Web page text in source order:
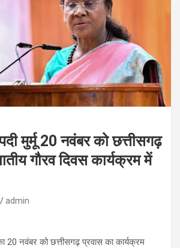
मुर्मू 20 नवंबर को छत्तीसगढ़
गौरव दिवस कार्यक्रम में
admin
का 20 नवंबर को छत्तीसगढ़ प्रवास का कार्यक्रम